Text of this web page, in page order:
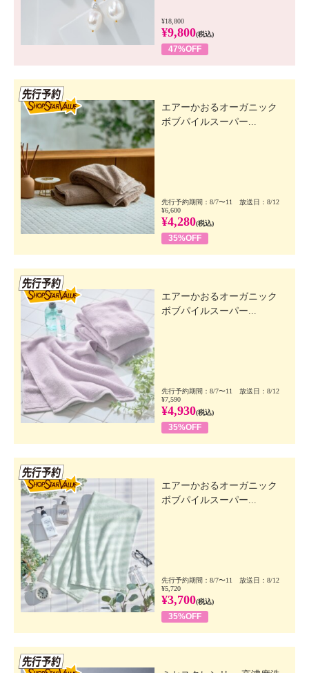
¥18,800
¥9,800(税込)
47%OFF
エアーかおるオーガニック
ボブパイルスーパー...
先行予約期間：8/7〜11 放送日：8/12
¥6,600
¥4,280(税込)
35%OFF
エアーかおるオーガニック
ボブパイルスーパー...
先行予約期間：8/7〜11 放送日：8/12
¥7,590
¥4,930(税込)
35%OFF
エアーかおるオーガニック
ボブパイルスーパー...
先行予約期間：8/7〜11 放送日：8/12
¥5,720
¥3,700(税込)
35%OFF